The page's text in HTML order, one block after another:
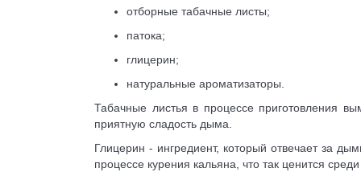
отборные табачные листы;
патока;
глицерин;
натуральные ароматизаторы.
Табачные листья в процессе приготовления
приятную сладость дыма.
Глицерин - ингредиент, который отвечает за
процессе курения кальяна, что так ценится